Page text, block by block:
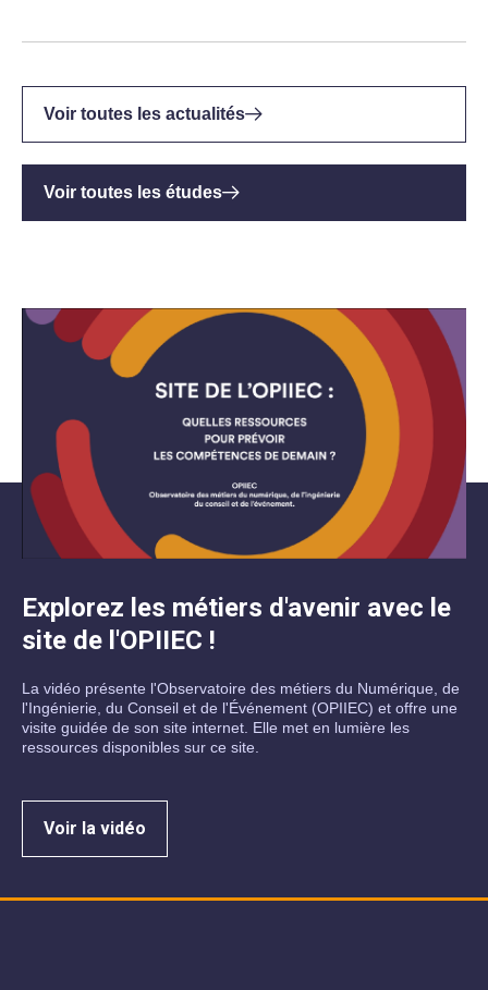
Voir toutes les actualités
Voir toutes les études
Explorez les métiers d'avenir avec le
site de l'OPIIEC !
La vidéo présente l'Observatoire des métiers du Numérique, de
l'Ingénierie, du Conseil et de l'Événement (OPIIEC) et offre une
visite guidée de son site internet. Elle met en lumière les
ressources disponibles sur ce site.
Voir la vidéo